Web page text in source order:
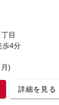
目
歩4分
)
詳細を見る